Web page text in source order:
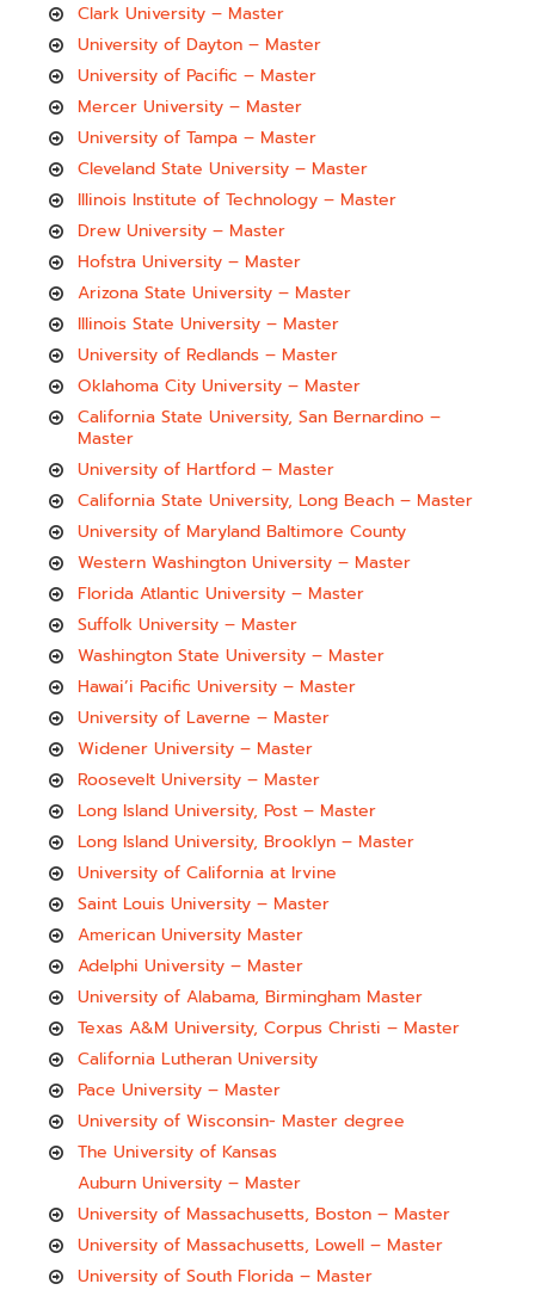
Clark University – Master
University of Dayton – Master
University of Pacific – Master
Mercer University – Master
University of Tampa – Master
Cleveland State University – Master
Illinois Institute of Technology – Master
Drew University – Master
Hofstra University – Master
Arizona State University – Master
Illinois State University – Master
University of Redlands – Master
Oklahoma City University – Master
California State University, San Bernardino –
Master
University of Hartford – Master
California State University, Long Beach – Master
University of Maryland Baltimore County
Western Washington University – Master
Florida Atlantic University – Master
Suffolk University – Master
Washington State University – Master
Hawai’i Pacific University – Master
University of Laverne – Master
Widener University – Master
Roosevelt University – Master
Long Island University, Post – Master
Long Island University, Brooklyn – Master
University of California at Irvine
Saint Louis University – Master
American University Master
Adelphi University – Master
University of Alabama, Birmingham Master
Texas A&M University, Corpus Christi – Master
California Lutheran University
Pace University – Master
University of Wisconsin- Master degree
The University of Kansas
Auburn University – Master
University of Massachusetts, Boston – Master
University of Massachusetts, Lowell – Master
University of South Florida – Master